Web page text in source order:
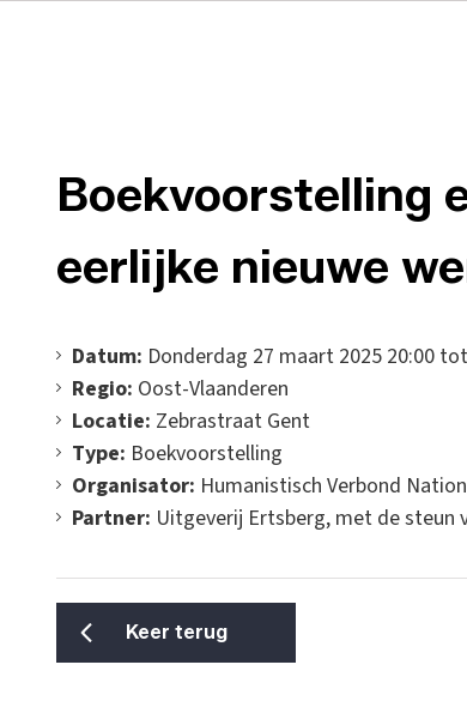
Boekvoorstelling
eerlijke nieuwe
Datum: Donderdag 27 maart 2025 20:00
Regio: Oost-Vlaanderen
Locatie: Zebrastraat Gent
Type: Boekvoorstelling
Organisator: Humanistisch Verbond
Partner: Uitgeverij Ertsberg, met de steun
Keer terug